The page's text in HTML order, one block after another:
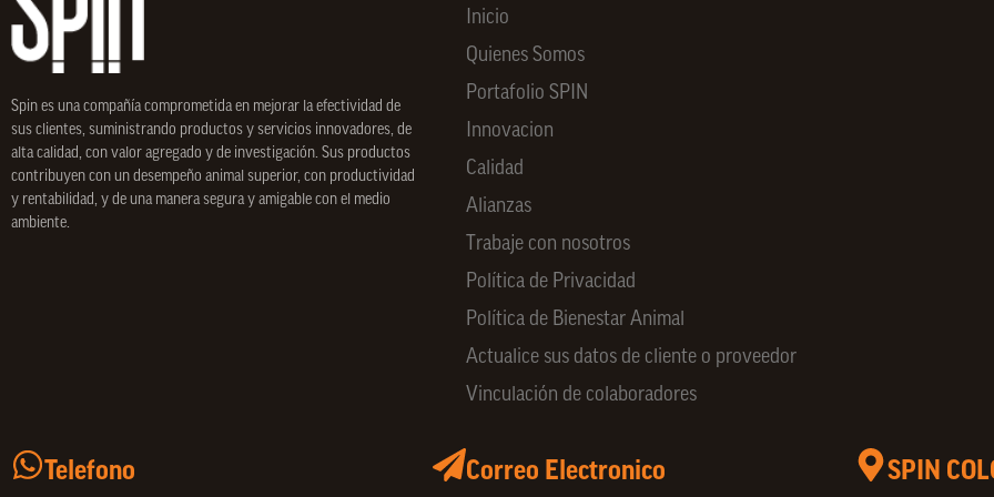
Spin es una compañía comprometida en mejorar la efectividad de
sus clientes, suministrando productos y servicios innovadores, de
alta calidad, con valor agregado y de investigación. Sus productos
contribuyen con un desempeño animal superior, con productividad
y rentabilidad, y de una manera segura y amigable con el medio
ambiente.
Inicio
Quienes Somos
Portafolio SPIN
Innovacion
Calidad
Alianzas
Trabaje con nosotros
Política de Privacidad
Política de Bienestar Animal
Actualice sus datos de cliente o proveedor
Vinculación de colaboradores
Telefono Correo Electronico SPIN